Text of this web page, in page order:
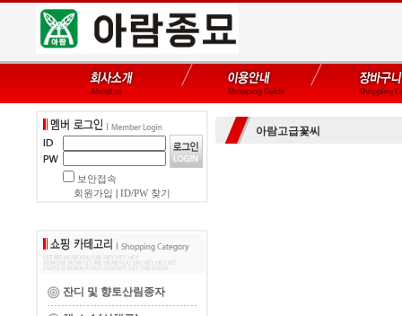
보안접속
회원가입
ID/PW 찾기
잔디 및 향토산림종자
아람고급꽃씨